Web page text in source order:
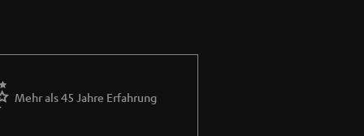
für DAB+ Wiedergabe und ein Bluetooth
Player erfüllen jeden Musikwunsch und
unsere ULTIMA 20 KOMBO 2, sowie der
Mehr als 45 Jahre Erfahrung